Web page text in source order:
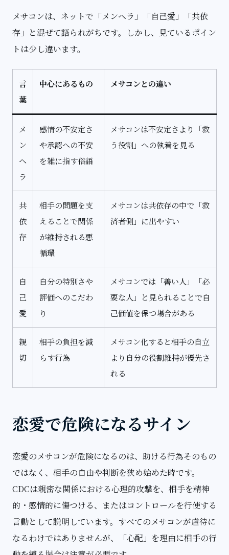
メサコンは、ネットで「メンヘラ」「自己愛」「共依
存」と混ぜて語られがちです。しかし、見ているポイン
トは少し違います。
言
葉
中心にあるもの メサコンとの違い
メ
ン
ヘ
ラ
感情の不安定さ
や承認への不安
を雑に指す俗語
メサコンは不安定さより「救
う役割」への執着を見る
共
依
存
相手の問題を支
えることで関係
が維持される悪
循環
メサコンは共依存の中で「救
済者側」に出やすい
自
己
愛
自分の特別さや
評価へのこだわ
り
メサコンでは「善い人」「必
要な人」と見られることで自
己価値を保つ場合がある
親
切
相手の負担を減
らす行為
メサコン化すると相手の自立
より自分の役割維持が優先さ
れる
恋愛で危険になるサイン
恋愛のメサコンが危険になるのは、助ける行為そのもの
ではなく、相手の自由や判断を狭め始めた時です。
CDCは親密な関係における心理的攻撃を、相手を精神
的・感情的に傷つける、またはコントロールを行使する
言動として説明しています。すべてのメサコンが虐待に
なるわけではありませんが、「心配」を理由に相手の行